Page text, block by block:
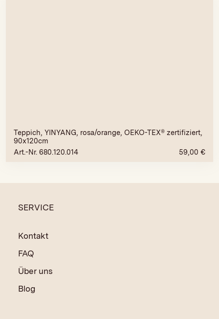
Teppich, YINYANG, rosa/orange, OEKO-TEX® zertifiziert,
90x120cm
Art.-Nr. 680.120.014
59,00 €
SERVICE
Kontakt
FAQ
Über uns
Blog